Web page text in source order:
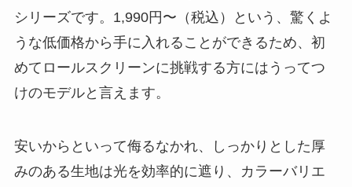
シリーズです。1,990円〜（税込）という、驚くよ
うな低価格から手に入れることができるため、初
めてロールスクリーンに挑戦する方にはうってつ
けのモデルと言えます。
安いからといって侮るなかれ、しっかりとした厚
みのある生地は光を効率的に遮り、カラーバリエ